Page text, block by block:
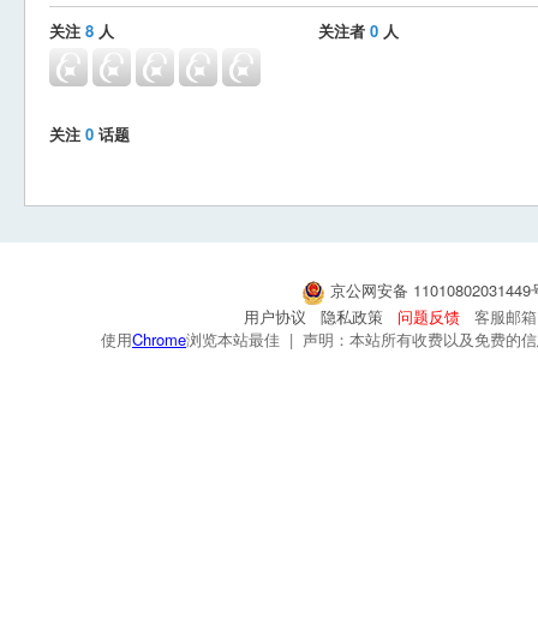
关注 8 人 关注者 0 人
关注 0 话题
京公网安备
用户协议
隐私政策 问题反馈
客服邮
使用Chrome浏览本站最佳 | 声明：本站所有收费以及免费的